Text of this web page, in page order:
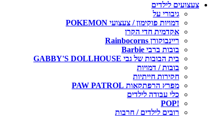
צעצועים לילדים
גיבורי על
דמויות פוקימון / צעצועי POKEMON
אקדמית חדי הקרן
ריינבוקורן Rainbocorns
בובות ברבי Barbie
בית הבובות של גבי GABBY'S DOLLHOUSE
בובות / דמויות
חקירות חייתיות
מפרץ הרפתקאות PAW PATROL
כלי עבודה לילדים
!POP
רובים לילדים / חרבות